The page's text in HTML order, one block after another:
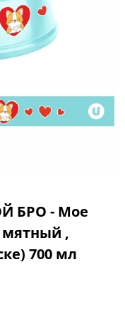
БРО - Мое
мятный ,
700 мл